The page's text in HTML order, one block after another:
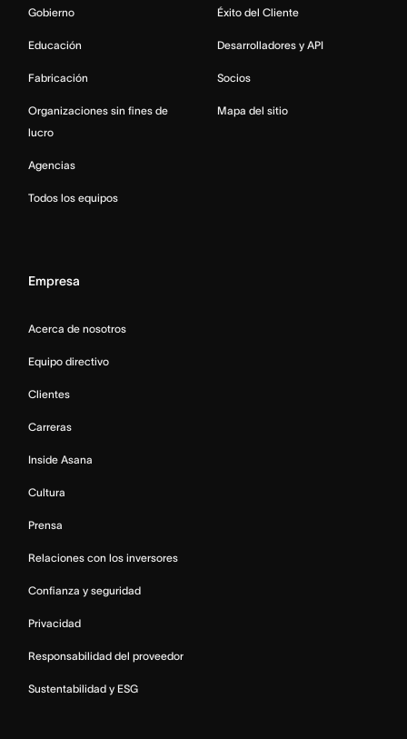
Gobierno
Educación
Fabricación
Organizaciones sin fines de
lucro
Agencias
Todos los equipos
Éxito del Cliente
Desarrolladores y API
Socios
Mapa del sitio
Empresa
Acerca de nosotros
Equipo directivo
Clientes
Carreras
Inside Asana
Cultura
Prensa
Relaciones con los inversores
Confianza y seguridad
Privacidad
Responsabilidad del proveedor
Sustentabilidad y ESG